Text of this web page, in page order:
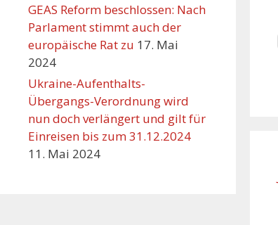
GEAS Reform beschlossen: Nach
Parlament stimmt auch der
europäische Rat zu 17. Mai
2024
Ukraine-Aufenthalts-
Übergangs-Verordnung wird
nun doch verlängert und gilt für
Einreisen bis zum 31.12.2024
11. Mai 2024